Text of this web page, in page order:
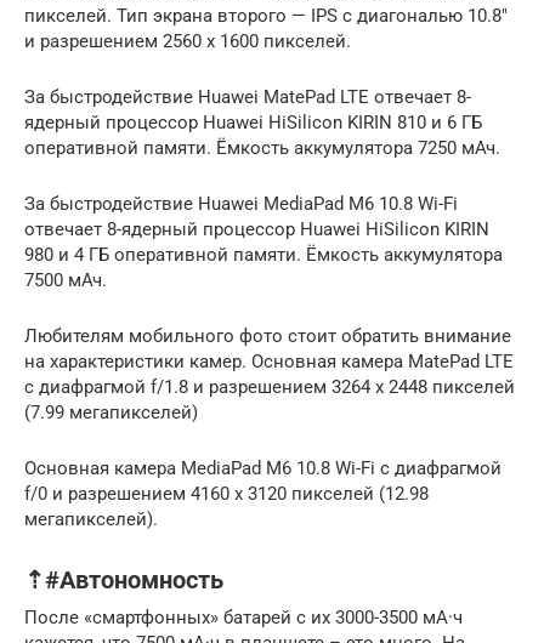
пикселей. Тип экрана второго — IPS с диагональю 10.8″
и разрешением 2560 x 1600 пикселей.
За быстродействие Huawei MatePad LTE отвечает 8-
ядерный процессор Huawei HiSilicon KIRIN 810 и 6 ГБ
оперативной памяти. Ёмкость аккумулятора 7250 мАч.
За быстродействие Huawei MediaPad M6 10.8 Wi-Fi
отвечает 8-ядерный процессор Huawei HiSilicon KIRIN
980 и 4 ГБ оперативной памяти. Ёмкость аккумулятора
7500 мАч.
Любителям мобильного фото стоит обратить внимание
на характеристики камер. Основная камера MatePad LTE
с диафрагмой f/1.8 и разрешением 3264 x 2448 пикселей
(7.99 мегапикселей)
Основная камера MediaPad M6 10.8 Wi-Fi с диафрагмой
f/0 и разрешением 4160 x 3120 пикселей (12.98
мегапикселей).
⇡#Автономность
После «смартфонных» батарей с их 3000-3500 мА·ч